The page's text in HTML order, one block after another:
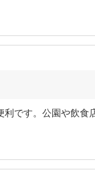
です。公園や飲